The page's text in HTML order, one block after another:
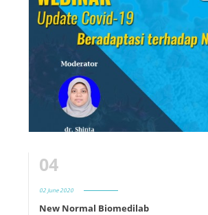
04
02 June 2020
New Normal Biomedilab